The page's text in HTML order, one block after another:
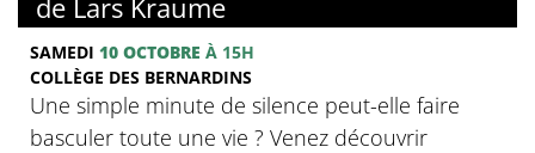
SAMEDI 10 OCTOBRE À 15H
COLLÈGE DES BERNARDINS
Une simple minute de silence peut-elle faire
basculer toute une vie ? Venez découvrir